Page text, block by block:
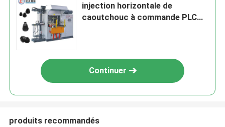
injection horizontale de
caoutchouc à commande PLC
Continuer
produits recommandés